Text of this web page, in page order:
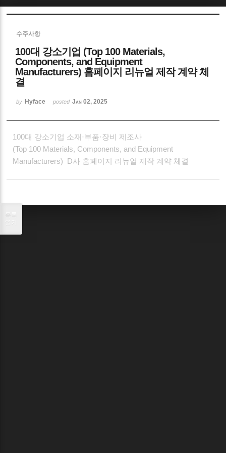
수주사항
100대 강소기업 (Top 100 Materials,
Components, and Equipment
Manufacturers) 홈페이지 리뉴얼 제작 계약 체
결
by Hyface posted Jan 02, 2025
100대 강소기업 소재·부품·장비 제조사
(Top 100 Materials, Components, and Equipment
Manufacturers) D사 홈페이지 리뉴얼 제작 계약 체결
목록
열기